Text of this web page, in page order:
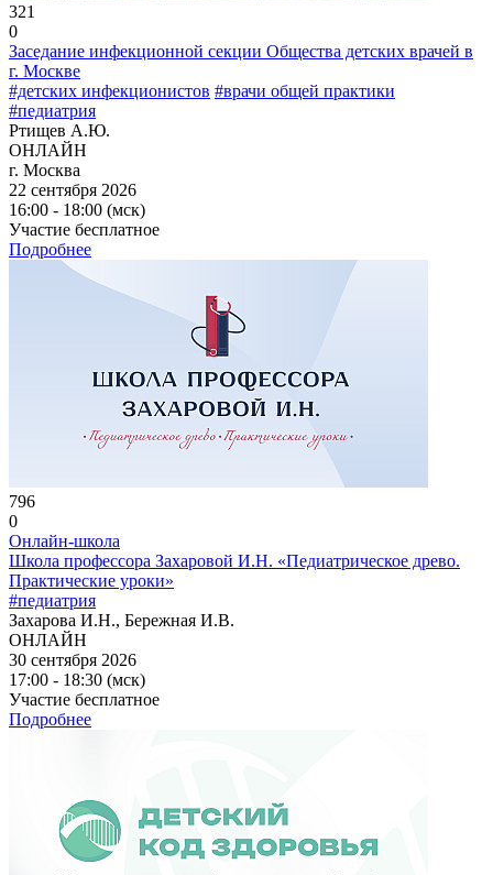
321
0
Заседание инфекционной секции Общества детских врачей в
г. Москве
#детских инфекционистов #врачи общей практики
#педиатрия
Ртищев А.Ю.
ОНЛАЙН
г. Москва
22 сентября 2026
16:00 - 18:00 (мск)
Участие бесплатное
Подробнее
796
0
Онлайн-школа
Школа профессора Захаровой И.Н. «Педиатрическое древо.
Практические уроки»
#педиатрия
Захарова И.Н., Бережная И.В.
ОНЛАЙН
30 сентября 2026
17:00 - 18:30 (мск)
Участие бесплатное
Подробнее